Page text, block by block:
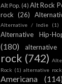
Alt Pop. (4) Alt Rock
rock (26)
Alternative / Indie (1)
Alternative Hip-
(180)
alternative
rock (742)
Rock (1) alternative
Americana (114)